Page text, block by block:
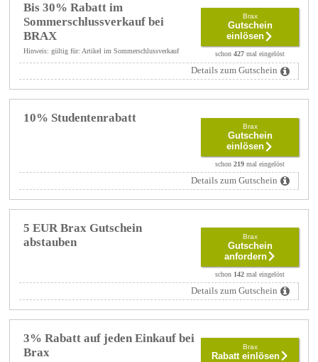
Bis 30% Rabatt im
Sommerschlussverkauf bei
BRAX
Hinweis: gültig für: Artikel im Sommerschlussverkauf
Brax
Gutschein
einlösen
schon427 mal eingelöst
Details zum Gutschein
10% Studentenrabatt
Brax
Gutschein
einlösen
schon219 mal eingelöst
Details zum Gutschein
5 EUR Brax Gutschein
abstauben
Brax
Gutschein
anfordern
schon 142 mal eingelöst
Details zum Gutschein
3% Rabatt auf jeden Einkauf bei
Brax
Brax
Rabatt einlösen